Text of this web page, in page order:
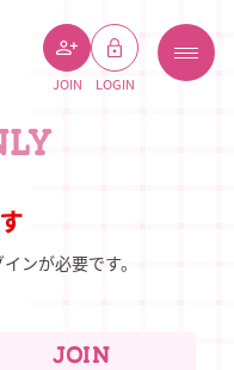
JOIN LOGIN
ンが必要です。
JOIN